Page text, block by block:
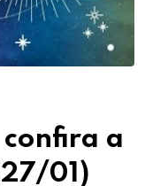
a
01)